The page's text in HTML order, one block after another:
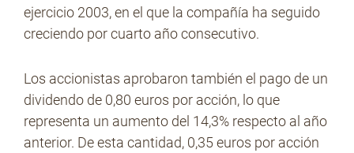
ejercicio 2003, en el que la compañía ha seguido
creciendo por cuarto año consecutivo.
Los accionistas aprobaron también el pago de un
dividendo de 0,80 euros por acción, lo que
representa un aumento del 14,3% respecto al año
anterior. De esta cantidad, 0,35 euros por acción